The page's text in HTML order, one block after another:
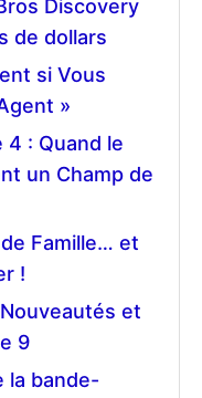
Discovery
de dollars
si Vous
»
4 : Quand le
un Champ de
Famille… et
!
et
9
la bande-